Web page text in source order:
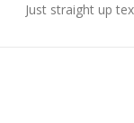
Just straight up